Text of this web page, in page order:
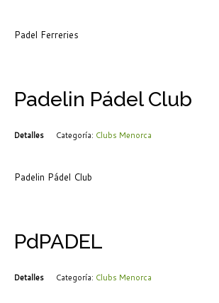
Padel Ferreries
Padelin Pádel Club
Detalles Categoría: Clubs Menorca
Padelin Pádel Club
PdPADEL
Detalles Categoría: Clubs Menorca